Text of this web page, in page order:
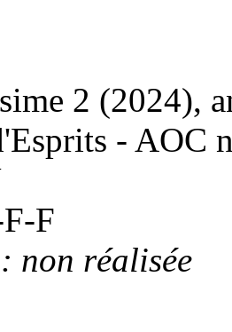
2 (2024),
- AOC
F
non réalisée